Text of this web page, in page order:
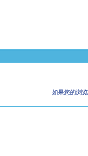
如果您的浏